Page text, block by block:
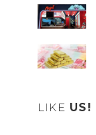
LIKE US!